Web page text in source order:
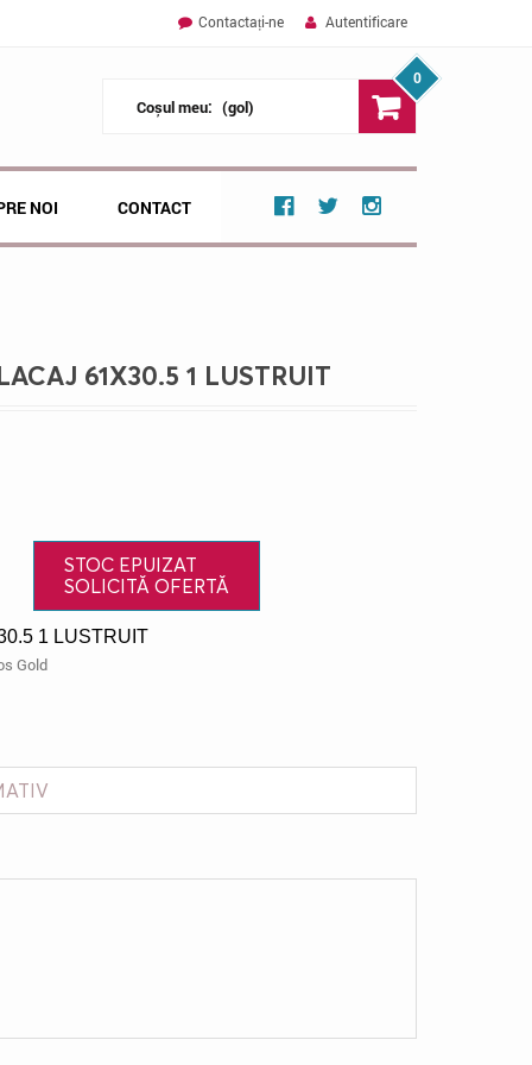
Autentificare
Contactați-ne
Coșul meu:
0
(gol)
NOI CONTACT
61X30.5 1 LUSTRUIT
STOC EPUIZAT
SOLICITĂ OFERTĂ
1 LUSTRUIT
Gold